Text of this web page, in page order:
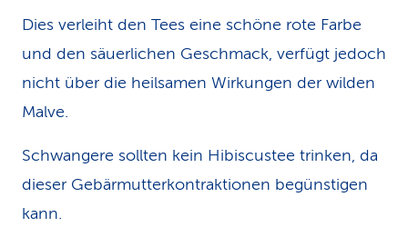
Dies verleiht den Tees eine schöne rote Farbe
und den säuerlichen Geschmack, verfügt jedoch
nicht über die heilsamen Wirkungen der wilden
Malve.
Schwangere sollten kein Hibiscustee trinken, da
dieser Gebärmutterkontraktionen begünstigen
kann.